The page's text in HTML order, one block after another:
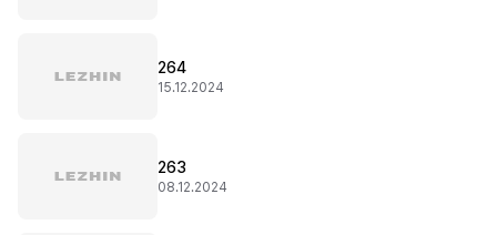
264
15.12.2024
263
08.12.2024